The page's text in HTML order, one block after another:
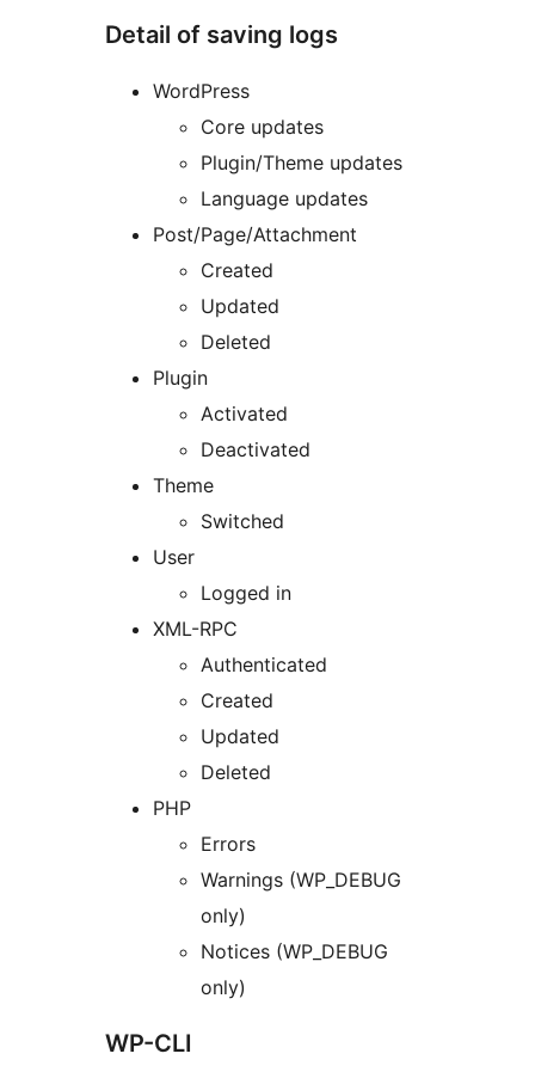
Detail of saving logs
WordPress
Core updates
Plugin/Theme updates
Language updates
Post/Page/Attachment
Created
Updated
Deleted
Plugin
Activated
Deactivated
Theme
Switched
User
Logged in
XML-RPC
Authenticated
Created
Updated
Deleted
PHP
Errors
Warnings (WP_DEBUG
only)
Notices (WP_DEBUG
only)
WP-CLI